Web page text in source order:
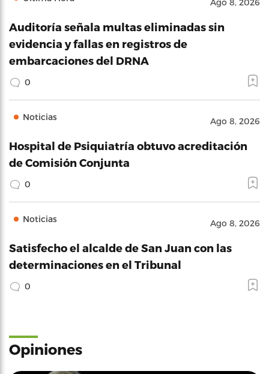
Ago 8, 2026
Auditoría señala multas eliminadas sin
evidencia y fallas en registros de
embarcaciones del DRNA
0
Noticias Ago 8, 2026
Hospital de Psiquiatría obtuvo acreditación
de Comisión Conjunta
0
Noticias Ago 8, 2026
Satisfecho el alcalde de San Juan con las
determinaciones en el Tribunal
0
Opiniones